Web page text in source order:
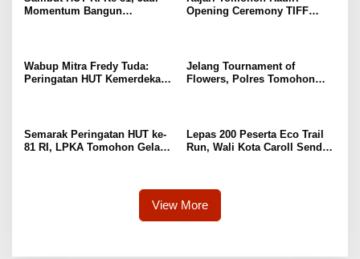
Momentum Bangun
Opening Ceremony TIFF
Wabup Mitra Fredy Tuda:
Peringatan HUT Kemerdekaan
Jelang Tournament of
Flowers, Polres Tomohon
Semarak Peringatan HUT ke-
81 RI, LPKA Tomohon Gelar
Lepas 200 Peserta Eco Trail
Run, Wali Kota Caroll Senduk
View More